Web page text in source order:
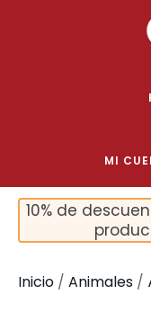
MI
10% de
Inicio / Animales /